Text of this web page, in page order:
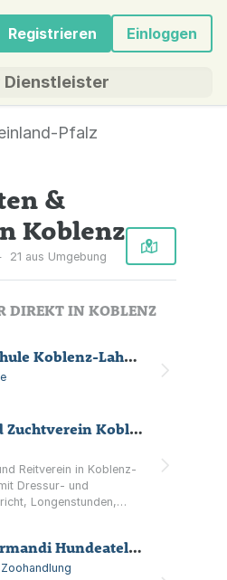
Registrieren Einloggen
Dienstleister
Pfalz
&
Koblenz
21 aus Umgebung
DIREKT IN KOBLENZ
Hundeschule Koblenz-Lahnstein GbR
Reit- und Zuchtverein Koblenz-Metternich 1927 e.V.
Reitverein in Koblenz-
Dressur- und
Longenstunden,
Klaus Germandi Hundeatelier